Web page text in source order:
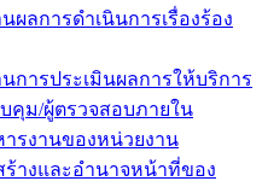
นผลการดำเนินการเรื่องร้อง
นการประเมินผลการให้บริการ
คุม/ผู้ตรวจสอบภายใน
ารงานของหน่วยงาน
ร้างและอำนาจหน้าที่ของ